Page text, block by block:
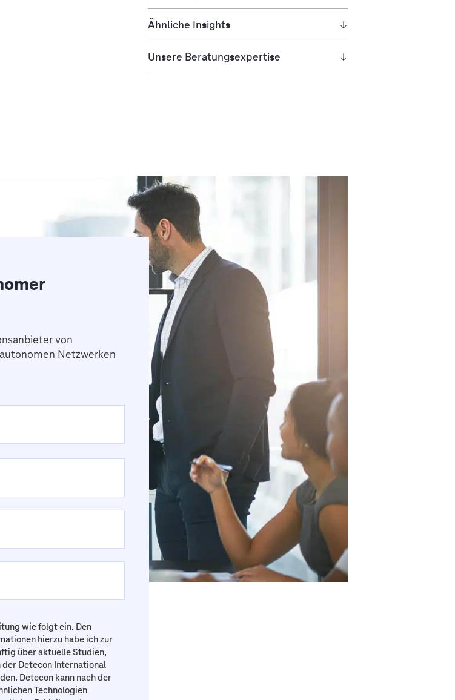
Ähnliche Insights
Unsere Beratungsexpertise
von
Netzwerken
wie folgt ein. Den
hierzu habe ich zur
über aktuelle Studien,
der Detecon International
Detecon kann nach der
Technologien